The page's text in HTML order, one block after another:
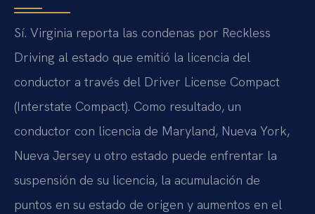
Sí. Virginia reporta las condenas por Reckless
Driving al estado que emitió la licencia del
conductor a través del Driver License Compact
(Interstate Compact). Como resultado, un
conductor con licencia de Maryland, Nueva York,
Nueva Jersey u otro estado puede enfrentar la
suspensión de su licencia, la acumulación de
puntos en su estado de origen y aumentos en el